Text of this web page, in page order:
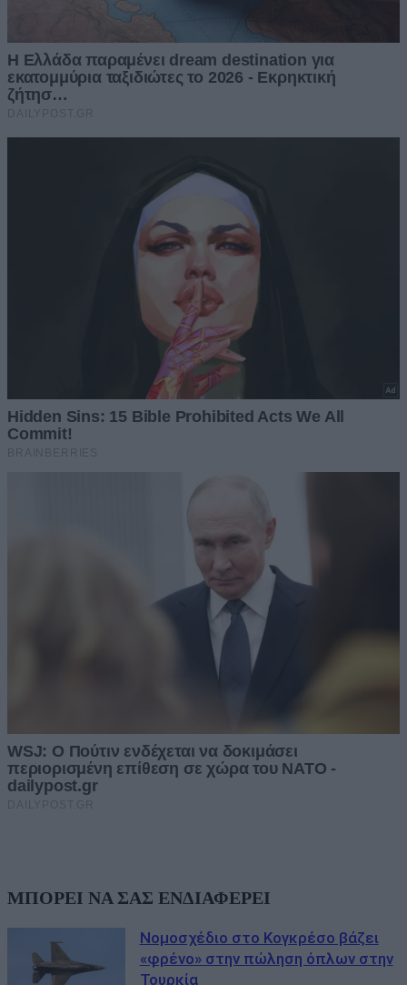
ΜΠΟΡΕΙ ΝΑ ΣΑΣ ΕΝΔΙΑΦΕΡΕΙ
Νομοσχέδιο στο Κογκρέσο βάζει
«φρένο» στην πώληση όπλων στην
Τουρκία